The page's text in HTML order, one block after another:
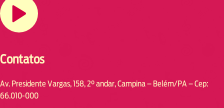
Contatos
Av. Presidente Vargas, 158, 2° andar, Campina – Belém/PA – Cep:
66.010-000